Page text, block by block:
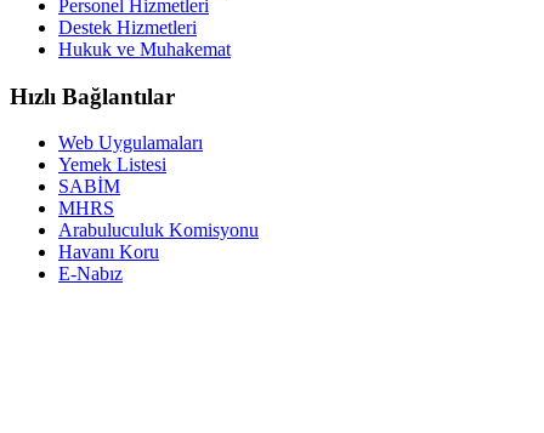
Personel Hizmetleri
Destek Hizmetleri
Hukuk ve Muhakemat
Hızlı Bağlantılar
Web Uygulamaları
Yemek Listesi
SABİM
MHRS
Arabuluculuk Komisyonu
Havanı Koru
E-Nabız